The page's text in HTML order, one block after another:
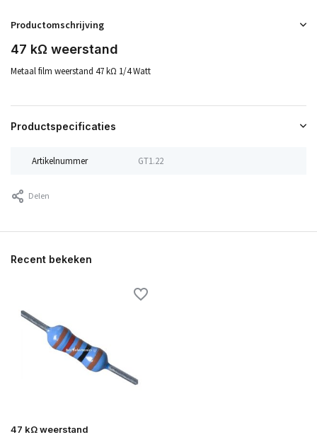
Productomschrijving
47 kΩ weerstand
Metaal film weerstand 47 kΩ 1/4 Watt
Productspecificaties
Artikelnummer GT1.22
Delen
Recent bekeken
47 kΩ weerstand